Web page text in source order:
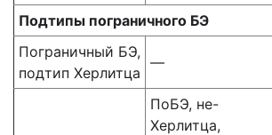
Подтипы пограничного БЭ
Пограничный БЭ,
подтип Херлитца
—
ПоБЭ, не-
Херлитца,